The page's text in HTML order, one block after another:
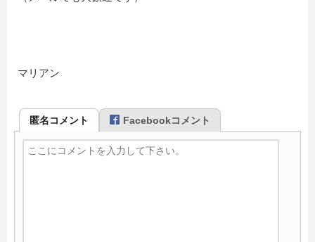
マリアン
匿名コメント Facebookコメント